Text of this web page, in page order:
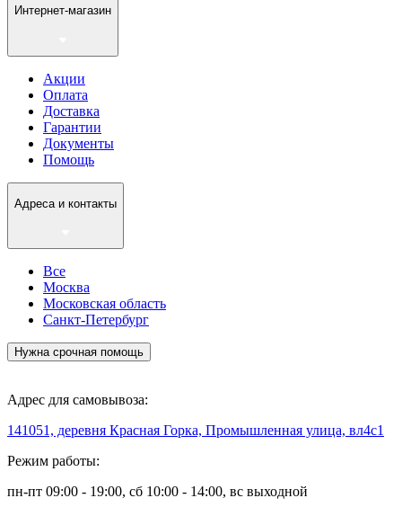
Интернет-магазин
Акции
Оплата
Доставка
Гарантии
Документы
Помощь
Адреса и контакты
Все
Москва
Московская область
Санкт-Петербург
Нужна срочная помощь
Адрес для самовывоза:
141051, деревня Красная Горка, Промышленная улица, вл4с1
Режим работы:
пн-пт 09:00 - 19:00, сб 10:00 - 14:00, вс выходной